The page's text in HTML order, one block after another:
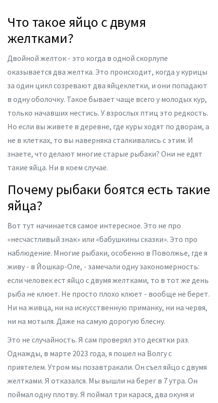
Что такое яйцо с двумя
желтками?
Двойной желток - это когда в одной скорлупе
оказывается два желтка. Это происходит, когда у курицы
за один цикл созревают два яйцеклетки, и они попадают
в одну оболочку. Такое бывает чаще всего у молодых кур,
только начавших нестись. У взрослых птиц это редкость.
Но если вы живете в деревне, где куры ходят по дворам, а
не в клетках, то вы наверняка сталкивались с этим. И
знаете, что делают многие старые рыбаки? Они не едят
такие яйца. Ни в коем случае.
Почему рыбаки боятся есть такие
яйца?
Вот тут начинается самое интересное. Это не про
«несчастливый знак» или «бабушкины сказки». Это про
наблюдение. Многие рыбаки, особенно в Поволжье, где я
живу - в Йошкар-Оле, - замечали одну закономерность:
если человек ест яйцо с двумя желтками, то в тот же день
рыба не клюет. Не просто плохо клюет - вообще не берет.
Ни на живца, ни на искусственную приманку, ни на червя,
ни на мотыля. Даже на самую дорогую блесну.
Это не случайность. Я сам проверял это десятки раз.
Однажды, в марте 2023 года, я пошел на Волгу с
приятелем. Утром мы позавтракали. Он съел яйцо с двумя
желтками. Я отказался. Мы вышли на берег в 7 утра. Он
поймал одну плотву. Я поймал три карася, два окуня и